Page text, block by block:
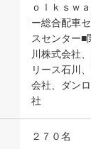
ｏｌｋｓｗ
ー総合配車
スセンター■
川株式会社
リース石川
会社、ダン
社
２７０名